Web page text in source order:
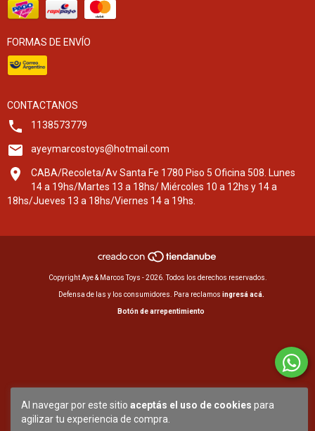
Al navegar por este sitio aceptás el uso de cookies para
agilizar tu experiencia de compra.
FORMAS DE ENVÍO
CONTACTANOS
1138573779
ayeymarcostoys@hotmail.com
CABA/Recoleta/Av Santa Fe 1780 Piso 5 Oficina 508. Lunes
14 a 19hs/Martes 13 a 18hs/ Miércoles 10 a 12hs y 14 a
18hs/Jueves 13 a 18hs/Viernes 14 a 19hs.
Copyright Aye & Marcos Toys - 2026. Todos los derechos reservados.
Defensa de las y los consumidores. Para reclamos ingresá acá.
Botón de arrepentimiento